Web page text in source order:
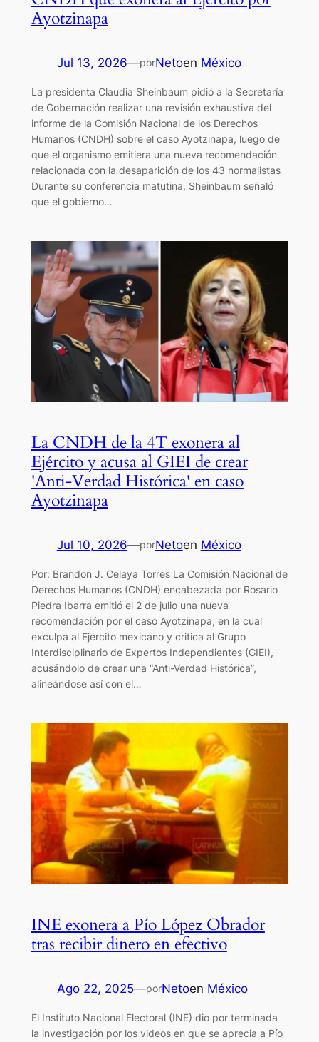
Ayotzinapa
Jul 13, 2026—porNetoen México
La presidenta Claudia Sheinbaum pidió a la Secretaría
de Gobernación realizar una revisión exhaustiva del
informe de la Comisión Nacional de los Derechos
Humanos (CNDH) sobre el caso Ayotzinapa, luego de
que el organismo emitiera una nueva recomendación
relacionada con la desaparición de los 43 normalistas
Durante su conferencia matutina, Sheinbaum señaló
que el gobierno…
La CNDH de la 4T exonera al
Ejército y acusa al GIEI de crear
'Anti-Verdad Histórica' en caso
Ayotzinapa
Jul 10, 2026—porNetoen México
Por: Brandon J. Celaya Torres La Comisión Nacional de
Derechos Humanos (CNDH) encabezada por Rosario
Piedra Ibarra emitió el 2 de julio una nueva
recomendación por el caso Ayotzinapa, en la cual
exculpa al Ejército mexicano y critica al Grupo
Interdisciplinario de Expertos Independientes (GIEI),
acusándolo de crear una “Anti-Verdad Histórica”,
alineándose así con el…
INE exonera a Pío López Obrador
tras recibir dinero en efectivo
Ago 22, 2025—porNetoen México
El Instituto Nacional Electoral (INE) dio por terminada
la investigación por los videos en que se aprecia a Pío